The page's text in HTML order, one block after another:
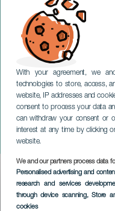
With your agreement, we
technologies to store, access,
website, IP addresses and
consent to process your data
can withdraw your consent or
interest at any time by clicking
website.
We and our partners process data
Personalised advertising and
research and services
through device scanning, Store
cookies
Az utolsó
Timaginas
TENERIFE
Imagen
Listado